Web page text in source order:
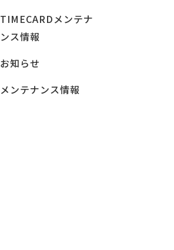
TIMECARDメンテナ
ンス情報
お知らせ
メンテナンス情報